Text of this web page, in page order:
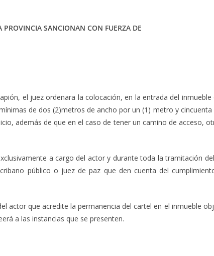
SANCIONAN CON FUERZA DE
el juez ordenara la colocación, en la entrada del
de dos (2)metros de ancho por un (1) metro y
además de que en el caso de tener un camino de acceso,
a cargo del actor y durante toda la tramitación
público o juez de paz que den cuenta del
que acredite la permanencia del cartel en el inmueble
a las instancias que se presenten.